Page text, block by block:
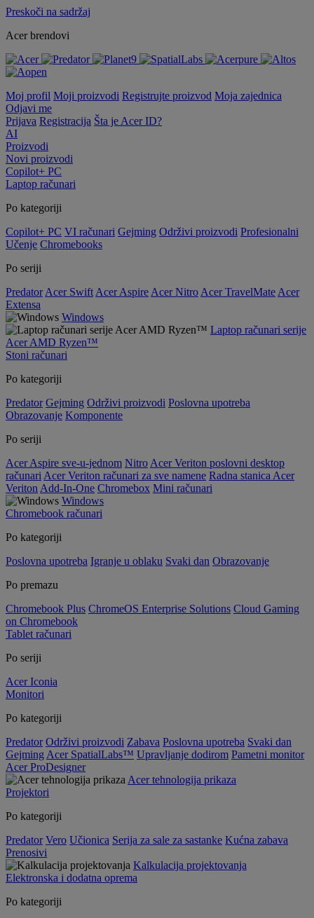
Preskoči na sadržaj
Acer brendovi
Moj profil Moji proizvodi Registrujte proizvod Moja zajednica
Odjavi me
Prijava Registracija Šta je Acer ID?
AI
Proizvodi
Novi proizvodi
Copilot+ PC
Laptop računari
Po kategoriji
Copilot+ PC VI računari Gejming Održivi proizvodi Profesionalni
Učenje Chromebooks
Po seriji
Predator Acer Swift Acer Aspire Acer Nitro Acer TravelMate Acer
Extensa
Windows
Laptop računari serije
Acer AMD Ryzen™
Stoni računari
Po kategoriji
Predator Gejming Održivi proizvodi Poslovna upotreba
Obrazovanje Komponente
Po seriji
Acer Aspire sve-u-jednom Nitro Acer Veriton poslovni desktop
računari Acer Veriton računari za sve namene Radna stanica Acer
Veriton Add-In-One Chromebox Mini računari
Windows
Chromebook računari
Po kategoriji
Poslovna upotreba Igranje u oblaku Svaki dan Obrazovanje
Po premazu
Chromebook Plus ChromeOS Enterprise Solutions Cloud Gaming
on Chromebook
Tablet računari
Po seriji
Acer Iconia
Monitori
Po kategoriji
Predator Održivi proizvodi Zabava Poslovna upotreba Svaki dan
Gejming Acer SpatialLabs™ Upravljanje dodirom Pametni monitor
Acer ProDesigner
Acer tehnologija prikaza
Projektori
Po kategoriji
Predator Vero Učionica Serija za sale za sastanke Kućna zabava
Prenosivi
Kalkulacija projektovanja
Elektronska i dodatna oprema
Po kategoriji